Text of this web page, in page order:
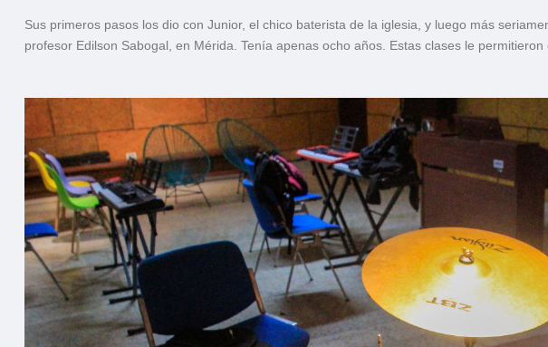
Sus primeros pasos los dio con Junior, el chico baterista de la iglesia, y luego más
profesor Edilson Sabogal, en Mérida. Tenía apenas ocho años. Estas clases le